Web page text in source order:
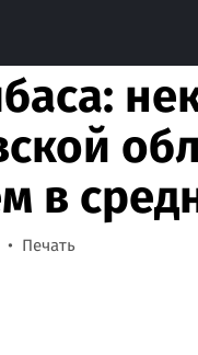
в
Печать